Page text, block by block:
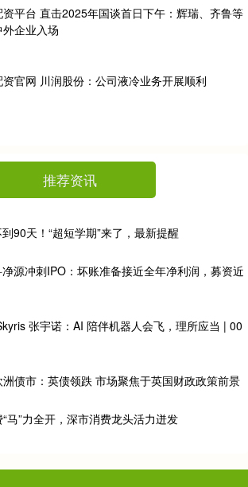
资平台 直击2025年国谈首日下午：辉瑞、齐鲁等
外企业入场
官网 川润股份：公司液冷业务开展顺利
推荐资讯
90天！“超短学期”来了，最新提醒
源冲刺IPO：坏账准备接近全年净利润，募资近
张宇诺：AI 陪伴机器人会飞，理所应当 | 00
债市：英债领跌 市场聚焦于英国财政政策前景
马”力全开，深市消费龙头活力迸发